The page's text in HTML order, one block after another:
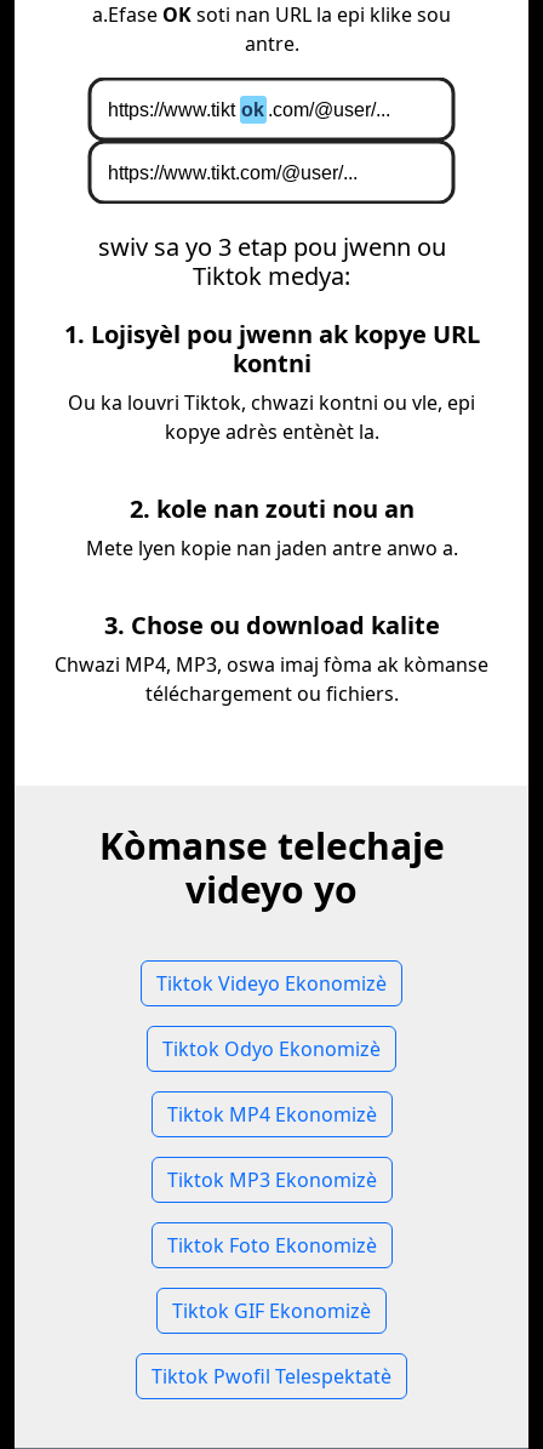
a.Efase OKsoti nan URL la epi klike sou
antre.
swiv sa yo 3 etap pou jwenn ou
Tiktok medya:
1. Lojisyèl pou jwenn ak kopye URL
kontni
Ou ka louvri Tiktok, chwazi kontni ou vle, epi
kopye adrès entènèt la.
2. kole nan zouti nou an
Mete lyen kopie nan jaden antre anwo a.
3. Chose ou download kalite
Chwazi MP4, MP3, oswa imaj fòma ak kòmanse
téléchargement ou fichiers.
Kòmanse telechaje
videyo yo
Tiktok Videyo Ekonomizè
Tiktok Odyo Ekonomizè
Tiktok MP4 Ekonomizè
Tiktok MP3 Ekonomizè
Tiktok Foto Ekonomizè
Tiktok GIF Ekonomizè
Tiktok Pwofil Telespektatè